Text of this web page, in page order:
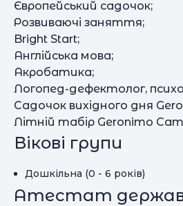
Європейський садочок;
Розвиваючі заняття;
Bright Start;
Англійська мова;
Акробатика;
Логопед-дефектолог,
Садочок вихідного дня
Літній табір Geronimo
Вікові групи
Дошкільна (0 - 6 років)
Атестат